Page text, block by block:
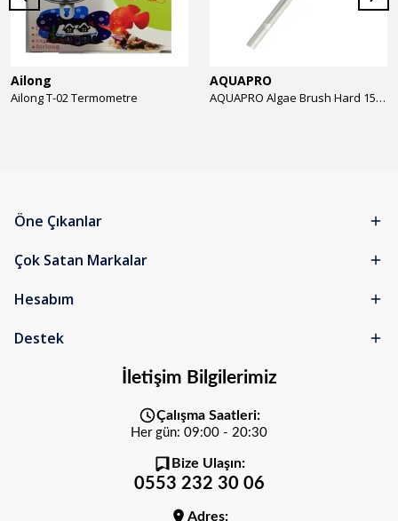
Ailong
Ailong T-02 Termometre
AQUAPRO
AQUAPRO Algae Brush Hard 15cm Yosun Temizlik Fırçası
Öne Çıkanlar
Çok Satan Markalar
Hesabım
Destek
İletişim Bilgilerimiz
Çalışma Saatleri:
Her gün: 09:00 - 20:30
Bize Ulaşın:
0553 232 30 06
Adres: